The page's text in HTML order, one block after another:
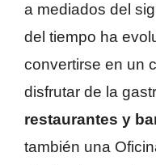
a mediados del
del tiempo ha
convertirse en un
disfrutar de la
restaurantes y
también una